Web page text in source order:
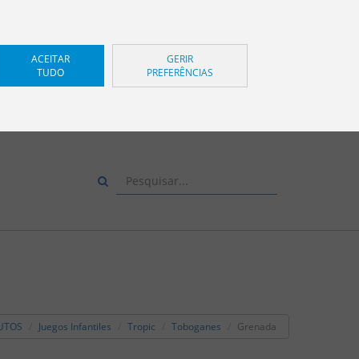
NOS, TEMOS MUITO
Juegos Infantiles Tropic Toboganes Grenada
ACEITAR
TUDO
GERIR
PREFERÊNCIAS